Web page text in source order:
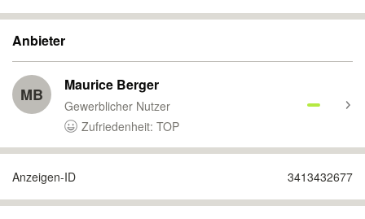
Anbieter
MB Maurice Berger
Gewerblicher Nutzer
Zufriedenheit: TOP
Anzeigen-ID 3413432677